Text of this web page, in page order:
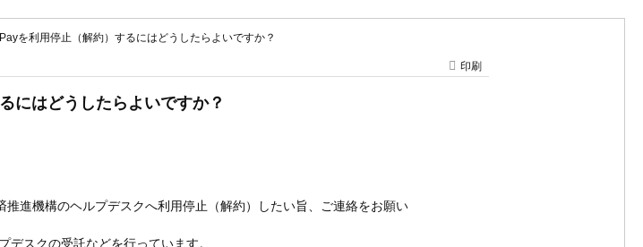
を利用停止（解約）するにはどうしたらよいですか？
印刷
にはどうしたらよいですか？
進機構のヘルプデスクへ利用停止（解約）したい旨、ご連絡をお願い
スクの受託などを行っています。